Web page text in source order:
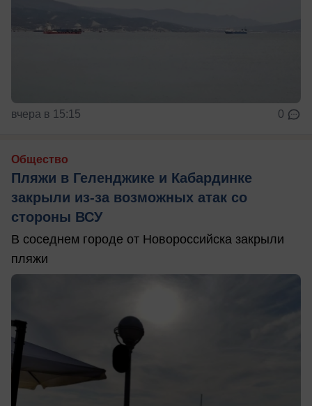
вчера в 15:15 0
Общество
Пляжи в Геленджике и Кабардинке
закрыли из-за возможных атак со
стороны ВСУ
В соседнем городе от Новороссийска закрыли
пляжи